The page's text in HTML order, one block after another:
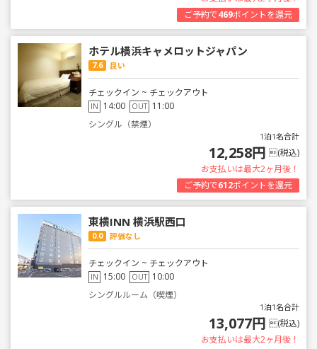
ご予約で469ポイントを還元
ホテル横浜キャメロットジャパン
7.6 良い
チェックイン ~ チェックアウト
IN 14:00 OUT 11:00
シングル（禁煙）
1泊1名合計
12,258円 (税込)
お支払いは最大2ヶ月後！
ご予約で612ポイントを還元
東横INN 横浜駅西口
0.0 評価なし
チェックイン ~ チェックアウト
IN 15:00 OUT 10:00
シングルルーム（喫煙）
1泊1名合計
13,077円 (税込)
お支払いは最大2ヶ月後！